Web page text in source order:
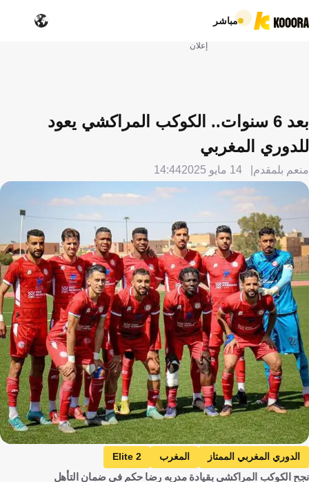
مباشر
إعلان
بعد 6 سنوات.. الكوكب المراكشي يعود
للدوري المغربي
منعم بلمقدم 14 مايو 2025 14:44
الدوري المغربي الممتاز المغرب
Elite 2
الكوكب الرياضي المراكشي
مولودية وجدة كرة قدمنجح الكوكب المراكشي بقيادة مدربه رضا حكم في ضمان التأهل